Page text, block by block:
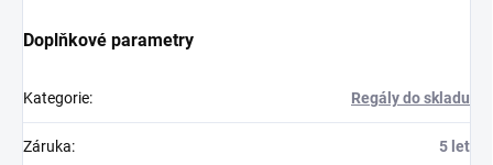
Doplňkové parametry
Kategorie: Regály do skladu
Záruka: 5 let